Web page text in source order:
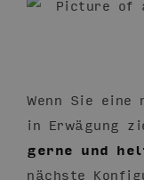
Wenn Sie eine
in Erwägung
gerne und
nächste